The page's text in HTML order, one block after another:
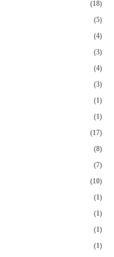
(18)
(5)
(4)
(3)
(4)
(3)
(1)
(1)
(17)
(8)
(7)
(10)
(1)
(1)
(1)
(1)